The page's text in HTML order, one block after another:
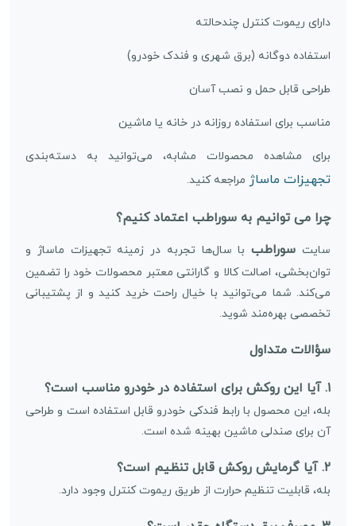
دارای ریموت کنترل چندحالته
استفاده دوگانه (برق شهری و فندک خودرو)
طراحی قابل حمل و نصب آسان
مناسب برای استفاده روزانه در خانه یا ماشین
برای مشاهده محصولات مشابه، می‌توانید به دسته‌بندی
تجهیزات ماساژ مراجعه کنید.
چرا می توانیم به سوراطب اعتماد کنیم؟
سایت سوراطببا سال‌ها تجربه در زمینه تجهیزات ماساژ و
توان‌بخشی، اصالت کالا و گارانتی معتبر محصولات خود را تضمین
می‌کند. شما می‌توانید با خیال راحت خرید کنید و از پشتیبانی
تخصصی بهره‌مند شوید.
سؤالات متداول
۱. آیا این روکش برای استفاده در خودرو مناسب است؟
بله، این محصول با رابط فندکی خودرو قابل استفاده است و طراحی
آن برای صندلی ماشین بهینه شده است.
۲. آیا گرمایش روکش قابل تنظیم است؟
بله، قابلیت تنظیم حرارت از طریق ریموت کنترل وجود دارد.